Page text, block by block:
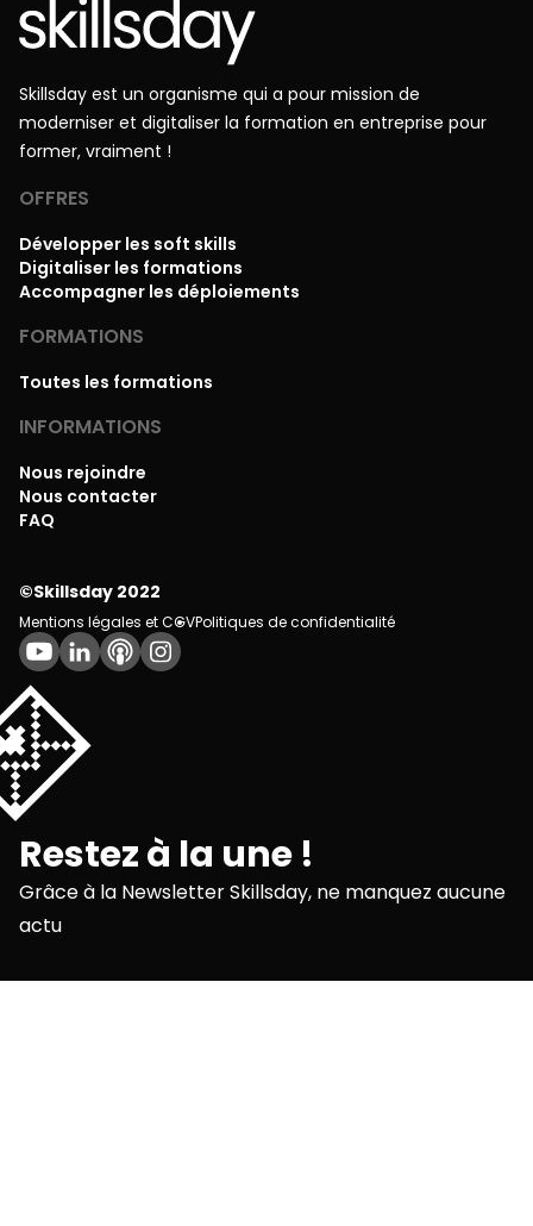
Skillsday est un organisme qui a pour mission de
moderniser et digitaliser la formation en entreprise pour
former, vraiment !
OFFRES
Développer les soft skills
Digitaliser les formations
Accompagner les déploiements
FORMATIONS
Toutes les formations
INFORMATIONS
Nous rejoindre
Nous contacter
FAQ
©Skillsday 2022
Mentions légales et CGVPolitiques de confidentialité
Restez à la une !
Grâce à la Newsletter Skillsday, ne manquez aucune
actu